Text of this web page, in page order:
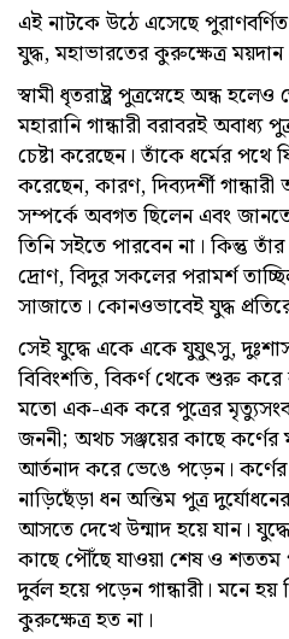
এই নাটকে উঠে এসেছে
যুদ্ধ, মহাভারতের কুরুক্ষেত্র ময়দান
স্বামী ধৃতরাষ্ট্র পুত্রস্নেহে অন্ধ হলেও
মহারানি গান্ধারী বরাবরই অবাধ্য
চেষ্টা করেছেন। তাঁকে ধর্মের পথে
করেছেন, কারণ, দিব্যদর্শী
সম্পর্কে অবগত ছিলেন এবং
তিনি সইতে পারবেন না। কিন্তু তাঁর
দ্রোণ, বিদুর সকলের পরামর্শ
সাজাতে। কোনওভাবেই যুদ্ধ
সেই যুদ্ধে একে একে যুযুৎসু,
বিবিংশতি, বিকর্ণ থেকে শুরু
মতো এক-এক করে পুত্রের
জননী; অথচ সঞ্জয়ের কাছে কর্ণের
আর্তনাদ করে ভেঙে পড়েন। কর্ণের
নাড়িছেঁড়া ধন অন্তিম পুত্র
আসতে দেখে উন্মাদ হয়ে যান।
কাছে পৌঁছে যাওয়া শেষ ও শততম
দুর্বল হয়ে পড়েন গান্ধারী। মনে
কুরুক্ষেত্র হত না।